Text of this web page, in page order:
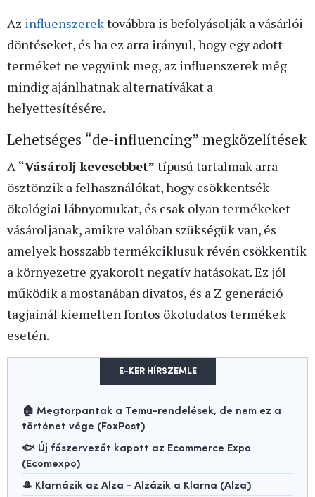
Az influenszerektovábbra is befolyásolják a vásárlói
döntéseket, és ha ez arra irányul, hogy egy adott
terméket ne vegyünk meg, az influenszerek még
mindig ajánlhatnak alternatívákat a
helyettesítésére.
Lehetséges “de-influencing” megközelítések
A“Vásárolj kevesebbet” típusú tartalmak arra
ösztönzik a felhasználókat, hogy csökkentsék
ökológiai lábnyomukat, és csak olyan termékeket
vásároljanak, amikre valóban szükségük van, és
amelyek hosszabb termékciklusuk révén csökkentik
a környezetre gyakorolt negatív hatásokat. Ez jól
működik a mostanában divatos, és a Z generáció
tagjainál kiemelten fontos ökotudatos termékek
esetén.
E-KER HÍRSZEMLE
🏠 Megtorpantak a Temu-rendelések, de nem ez a
történet vége (FoxPost)
🐟 Új főszervezőt kapott az Ecommerce Expo
(Ecomexpo)
🎩 Klarnázik az Alza - Alzázik a Klarna (Alza)